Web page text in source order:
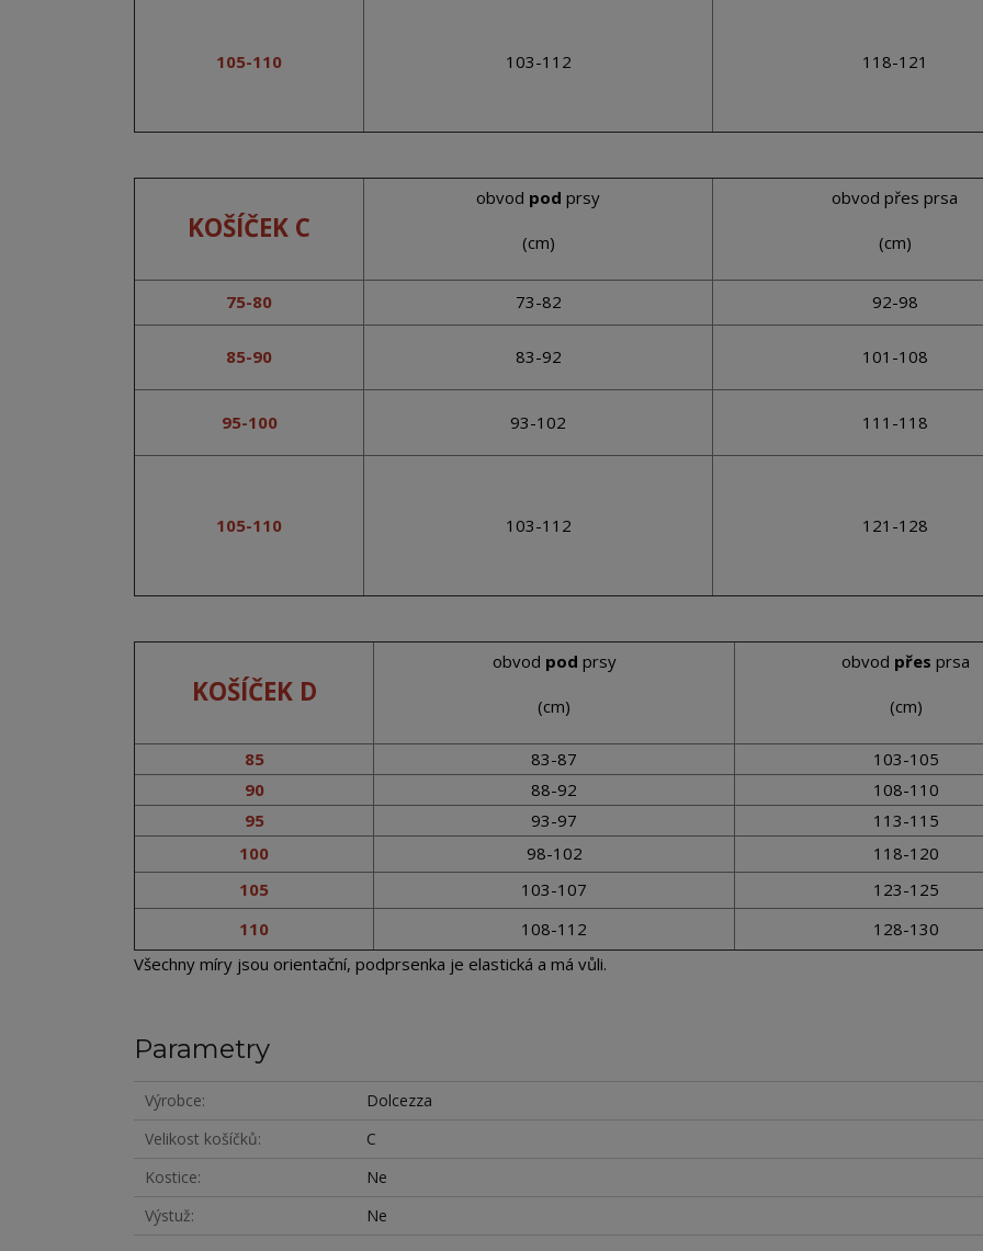
105-110 103-112 118-121
KOŠÍČEK C
obvod pod prsy
(cm)
obvod přes prsa
(cm)
75-80 73-82 92-98
85-90 83-92 101-108
95-100 93-102 111-118
105-110 103-112 121-128
KOŠÍČEK D
obvod pod prsy
(cm)
obvod přes prsa
(cm)
85 83-87
103-105
90
88-92
108-110
95
93-97
113-115
100
98-102
118-120
105
103-107
123-125
110
108-112
128-130
Všechny míry jsou orientační, podprsenka je elastická a má vůli.
Parametry
Výrobce
Dolcezza
Velikost košíčků
C
Kostice
Ne
Výstuž
Ne